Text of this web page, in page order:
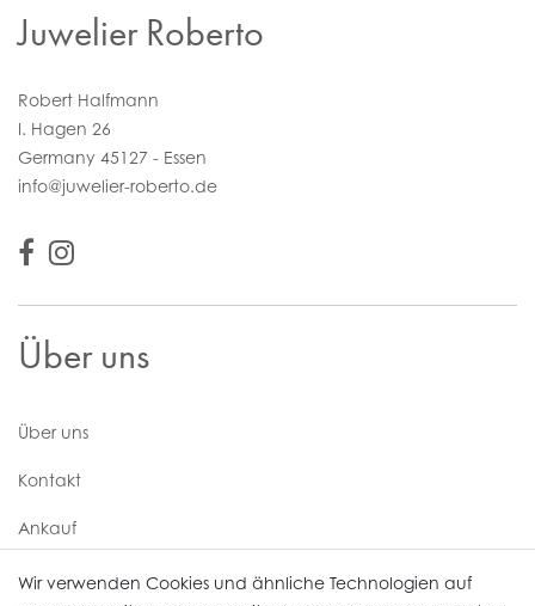
Juwelier Roberto
Robert Halfmann
I. Hagen 26
Germany 45127 - Essen
info@juwelier-roberto.de
Über uns
Über uns
Kontakt
Ankauf
Uhren Service
Wir verwenden Cookies und ähnliche Technologien auf